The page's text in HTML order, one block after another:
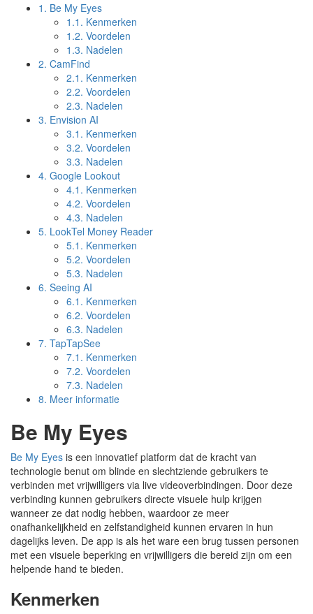
1. Be My Eyes
1.1. Kenmerken
1.2. Voordelen
1.3. Nadelen
2. CamFind
2.1. Kenmerken
2.2. Voordelen
2.3. Nadelen
3. Envision AI
3.1. Kenmerken
3.2. Voordelen
3.3. Nadelen
4. Google Lookout
4.1. Kenmerken
4.2. Voordelen
4.3. Nadelen
5. LookTel Money Reader
5.1. Kenmerken
5.2. Voordelen
5.3. Nadelen
6. Seeing AI
6.1. Kenmerken
6.2. Voordelen
6.3. Nadelen
7. TapTapSee
7.1. Kenmerken
7.2. Voordelen
7.3. Nadelen
8. Meer informatie
Be My Eyes
Be My Eyes is een innovatief platform dat de kracht van
technologie benut om blinde en slechtziende gebruikers te
verbinden met vrijwilligers via live videoverbindingen. Door deze
verbinding kunnen gebruikers directe visuele hulp krijgen
wanneer ze dat nodig hebben, waardoor ze meer
onafhankelijkheid en zelfstandigheid kunnen ervaren in hun
dagelijks leven. De app is als het ware een brug tussen personen
met een visuele beperking en vrijwilligers die bereid zijn om een
helpende hand te bieden.
Kenmerken